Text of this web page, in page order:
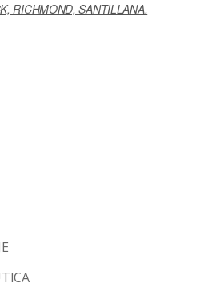
RICHMOND, SANTILLANA.